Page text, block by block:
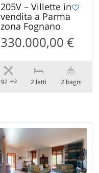
205V – Villette in
vendita a Parma
zona Fognano
330.000,00 €
92 m² 2 letti 2 bagni